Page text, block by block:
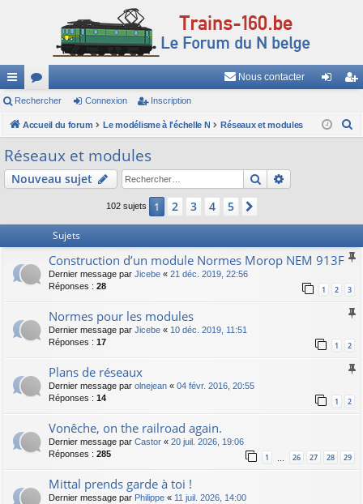
ac
co
ur
ci
or
u
s
Nous contacter
ne cri
Rechercher Connexion Inscription
Accueil du forum Le modélisme à l'échelle N Réseaux et modules
h
Réseaux et modules
Nouveau sujet Rechercher
102 sujets 1 2 3 4 5
Sujets
Construction d’un module Normes Morop NEM 913F
Dernier message par Jicebe « 21 déc. 2019, 22:56
Réponses : 28 1 2 3
Normes pour les modules
Dernier message par Jicebe « 10 déc. 2019, 11:51
Réponses : 17 1 2
Plans de réseaux
Dernier message par olnejean « 04 févr. 2016, 20:55
Réponses : 14 1 2
Vonêche, on the railroad again.
Dernier message par Castor « 20 juil. 2026, 19:06
Réponses : 285 1 … 26 27 28 29
Mittal prends garde à toi !
Dernier message par Philippe « 11 juil. 2026, 14:00